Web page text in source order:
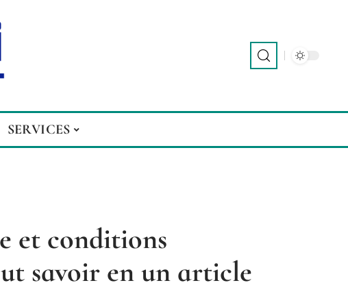
SERVICES
et conditions
savoir en un article